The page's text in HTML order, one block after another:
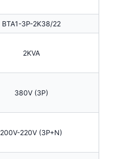
BTA1-3P-2K38/22
2KVA
380V (3P)
200V-220V (3P+N)